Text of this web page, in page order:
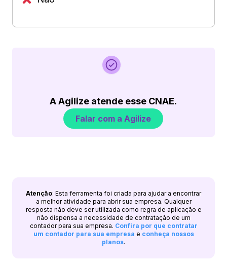
A Agilize atende esse CNAE.
Falar com a Agilize
Atenção: Esta ferramenta foi criada para ajudar a encontrar
a melhor atividade para abrir sua empresa. Qualquer
resposta não deve ser utilizada como regra de aplicação e
não dispensa a necessidade de contratação de um
contador para sua empresa. Confira por que contratar
um contador para sua empresa e conheça nossos
planos.